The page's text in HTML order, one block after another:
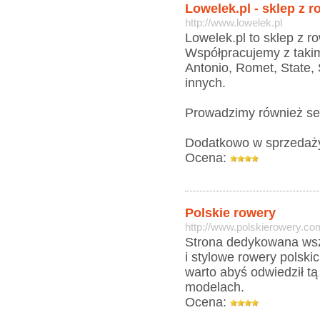
Lowelek.pl - sklep z
http://www.lowelek.pl
Lowelek.pl to sklep z
Współpracujemy z
Antonio, Romet, State,
innych.
Prowadzimy również
Dodatkowo w
Ocena:
Polskie rowery
http://
Strona dedykowana
i stylowe rowery
warto abyś odwiedził
modelach.
Ocena: